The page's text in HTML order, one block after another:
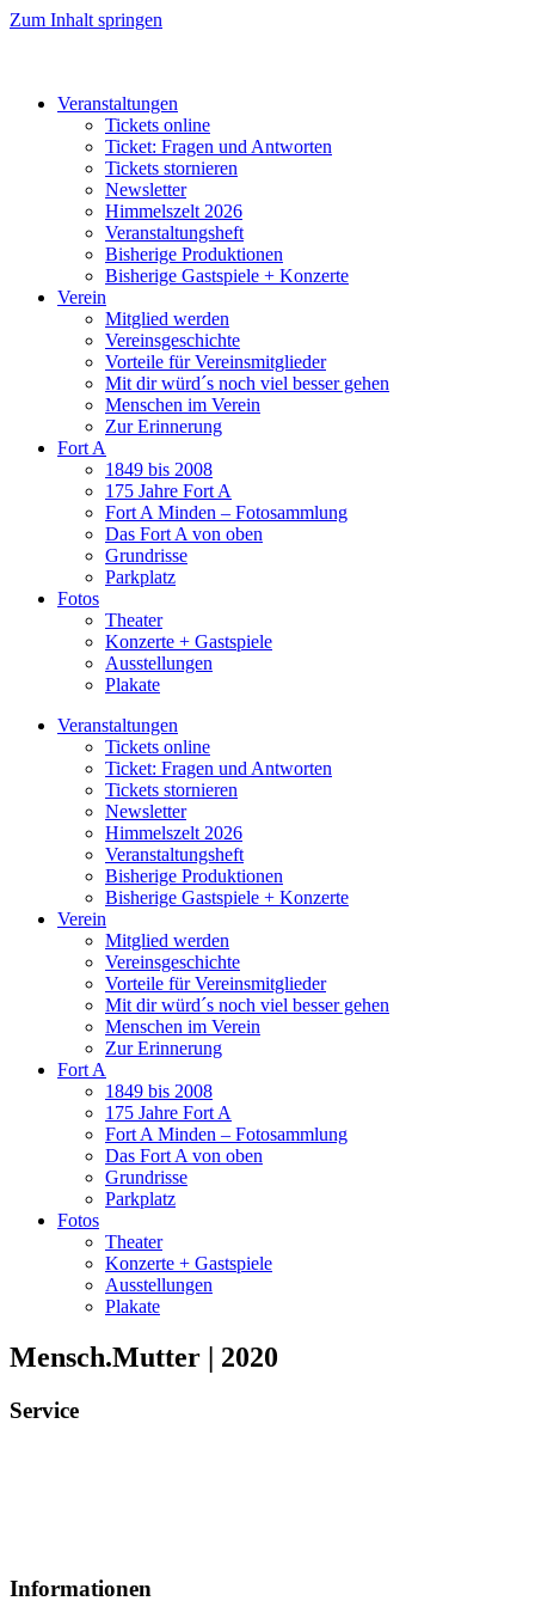
Zum Inhalt springen
Veranstaltungen
Tickets online
Ticket: Fragen und Antworten
Tickets stornieren
Newsletter
Himmelszelt 2026
Veranstaltungsheft
Bisherige Produktionen
Bisherige Gastspiele + Konzerte
Verein
Mitglied werden
Vereinsgeschichte
Vorteile für Vereinsmitglieder
Mit dir würd´s noch viel besser gehen
Menschen im Verein
Zur Erinnerung
Fort A
1849 bis 2008
175 Jahre Fort A
Fort A Minden – Fotosammlung
Das Fort A von oben
Grundrisse
Parkplatz
Fotos
Theater
Konzerte + Gastspiele
Ausstellungen
Plakate
Veranstaltungen
Tickets online
Ticket: Fragen und Antworten
Tickets stornieren
Newsletter
Himmelszelt 2026
Veranstaltungsheft
Bisherige Produktionen
Bisherige Gastspiele + Konzerte
Verein
Mitglied werden
Vereinsgeschichte
Vorteile für Vereinsmitglieder
Mit dir würd´s noch viel besser gehen
Menschen im Verein
Zur Erinnerung
Fort A
1849 bis 2008
175 Jahre Fort A
Fort A Minden – Fotosammlung
Das Fort A von oben
Grundrisse
Parkplatz
Fotos
Theater
Konzerte + Gastspiele
Ausstellungen
Plakate
Mensch.Mutter | 2020
Service
Informationen